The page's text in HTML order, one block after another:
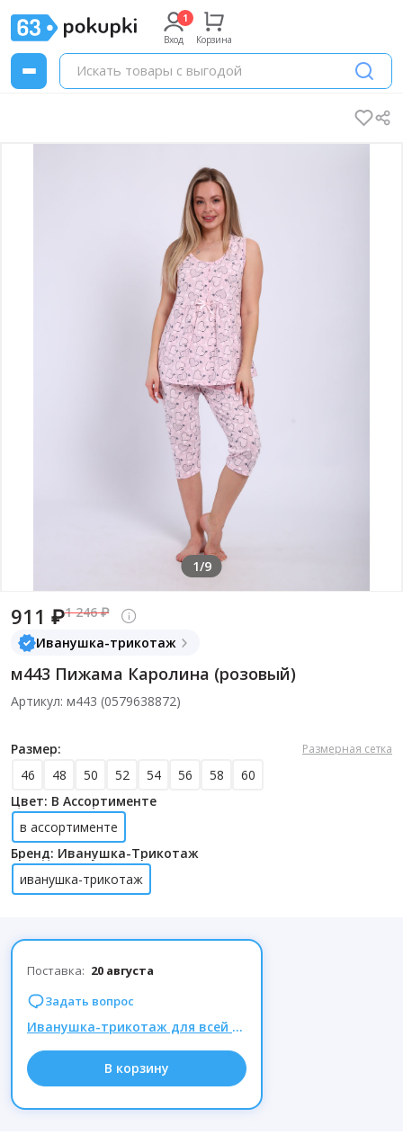
Вход Корзина
1/9
911 ₽1 246 ₽
Иванушка-трикотаж
м443 Пижама Каролина (розовый)
Артикул: м443 (0579638872)
Размер: Размерная сетка
46 48 50 52 54 56 58
60
Цвет: В Ассортименте
в ассортименте
Бренд: Иванушка-Трикотаж
иванушка-трикотаж
Поставка: 20 августа
Задать вопрос
Иванушка-трикотаж для всей семьи. Трусы хлопок - хит продаж! Новинки - Алладины и рубашки!
В корзину